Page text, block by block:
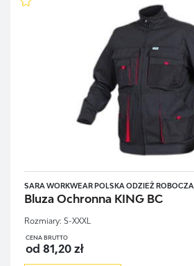
SARA WORKWEAR POLSKA ODZIEŻ ROBOCZA
Bluza Ochronna KING BC
Rozmiary: S-XXXL
CENA BRUTTO
od 81,20 zł